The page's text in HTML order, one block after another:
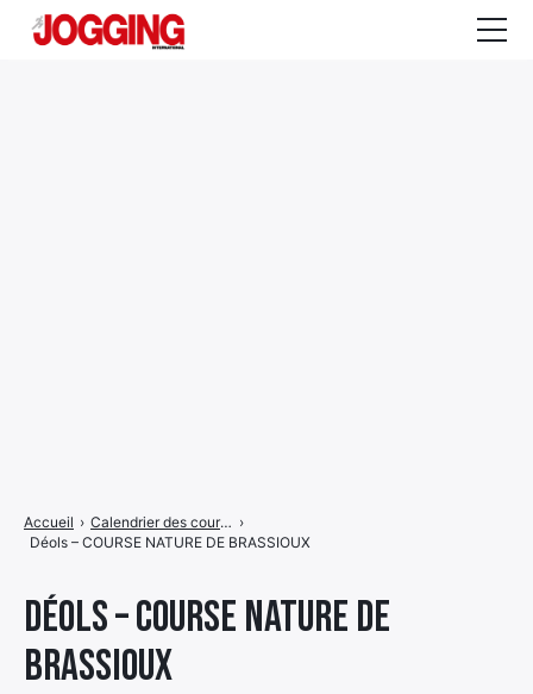
Déols – COURSE NATURE DE
BRASSIOUX
Accueil › Calendrier des courses ›
Déols – COURSE NATURE DE BRASSIOUX
de
menu
Élément
de
Élément
de